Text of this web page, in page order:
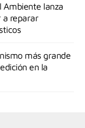
Ambiente lanza
a reparar
más grande
en la